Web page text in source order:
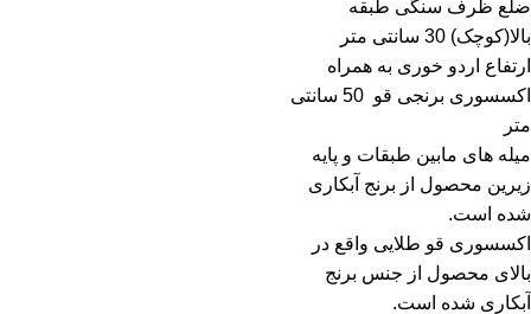
ضلع ظرف سنگی طبقه
بالا(کوچک) 30 سانتی متر
ارتفاع اردو خوری به همراه
اکسسوری برنجی قو 50 سانتی
متر
میله های مابین طبقات و پایه
زیرین محصول از برنج آبکاری
شده است.
اکسسوری قو طلایی واقع در
بالای محصول از جنس برنج
آبکاری شده است.